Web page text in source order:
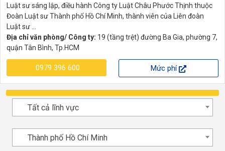
Luật sư sáng lập, điều hành Công ty Luật Châu Phước Thịnh thuộc
Đoàn Luật sư Thành phố Hồ Chí Minh, thành viên của Liên đoàn
Luật sư ...
Địa chỉ văn phòng/ Công ty: 19 (tầng trệt) đường Ba Gia, phường 7,
quận Tân Bình, Tp.HCM
0979 396 600 Mức phí
Tất cả lĩnh vực
Thành phố Hồ Chí Minh